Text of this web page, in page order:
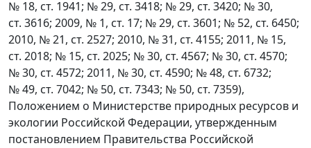
№ 18, ст. 1941; № 29, ст. 3418; № 29, ст. 3420; № 30,
ст. 3616; 2009, № 1, ст. 17; № 29, ст. 3601; № 52, ст. 6450;
2010, № 21, ст. 2527; 2010, № 31, ст. 4155; 2011, № 15,
ст. 2018; № 15, ст. 2025; № 30, ст. 4567; № 30, ст. 4570;
№ 30, ст. 4572; 2011, № 30, ст. 4590; № 48, ст. 6732;
№ 49, ст. 7042; № 50, ст. 7343; № 50, ст. 7359),
Положением о Министерстве природных ресурсов и
экологии Российской Федерации, утвержденным
постановлением Правительства Российской